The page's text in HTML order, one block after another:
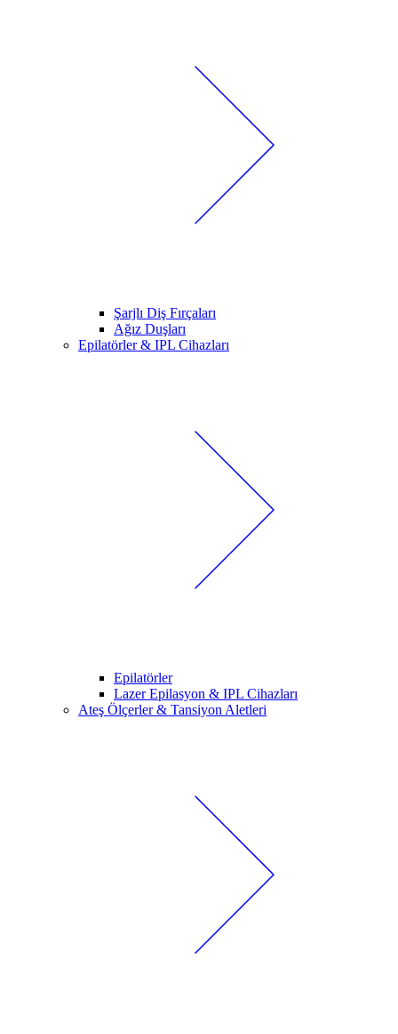
Şarjlı Diş Fırçaları
Ağız Duşları
Epilatörler & IPL Cihazları
Epilatörler
Lazer Epilasyon & IPL Cihazları
Ateş Ölçerler & Tansiyon Aletleri